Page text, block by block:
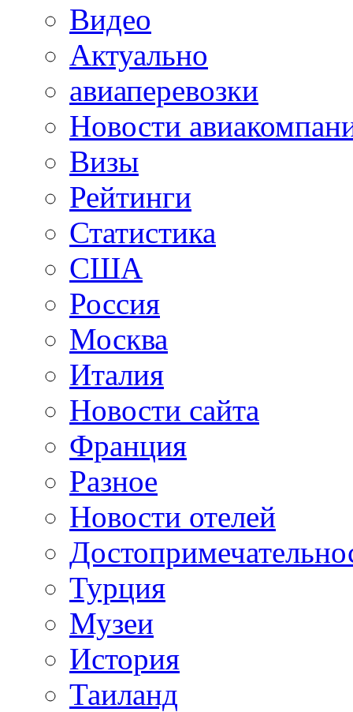
Видео
Актуально
авиаперевозки
Новости
Визы
Рейтинги
Статистика
США
Россия
Москва
Италия
Новости сайта
Франция
Разное
Новости отелей
Турция
Музеи
История
Таиланд